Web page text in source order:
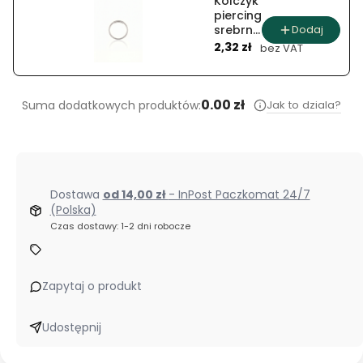
piercing
srebrna
i złota
Cena
2,32 zł bez VAT
Dodaj
Suma dodatkowych produktów:0.00 zł Jak to dziala?
Dostawa od 14,00 zł - InPost Paczkomat 24/7
(Polska)
Czas dostawy: 1-2 dni robocze
Zapytaj o produkt
Udostępnij